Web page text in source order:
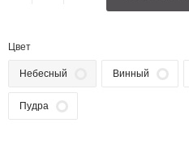
Цвет
Небесный Винный
Пудра